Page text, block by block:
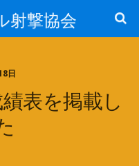
射撃協会
日
表を掲載し